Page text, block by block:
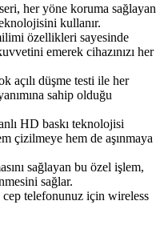
her yöne koruma sağlayan
kullanır.
özellikleri sayesinde
emerek cihazınızı her
açılı düşme testi ile her
sahip olduğu
HD baskı teknolojisi
çizilmeye hem de aşınmaya
sağlayan bu özel işlem,
sağlar.
cep telefonunuz için wireless